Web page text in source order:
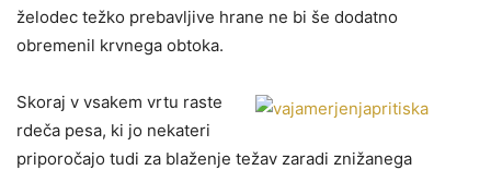
želodec težko prebavljive hrane ne bi še dodatno
obremenil krvnega obtoka.
Skoraj v vsakem vrtu raste
rdeča pesa, ki jo nekateri
priporočajo tudi za blaženje težav zaradi znižanega